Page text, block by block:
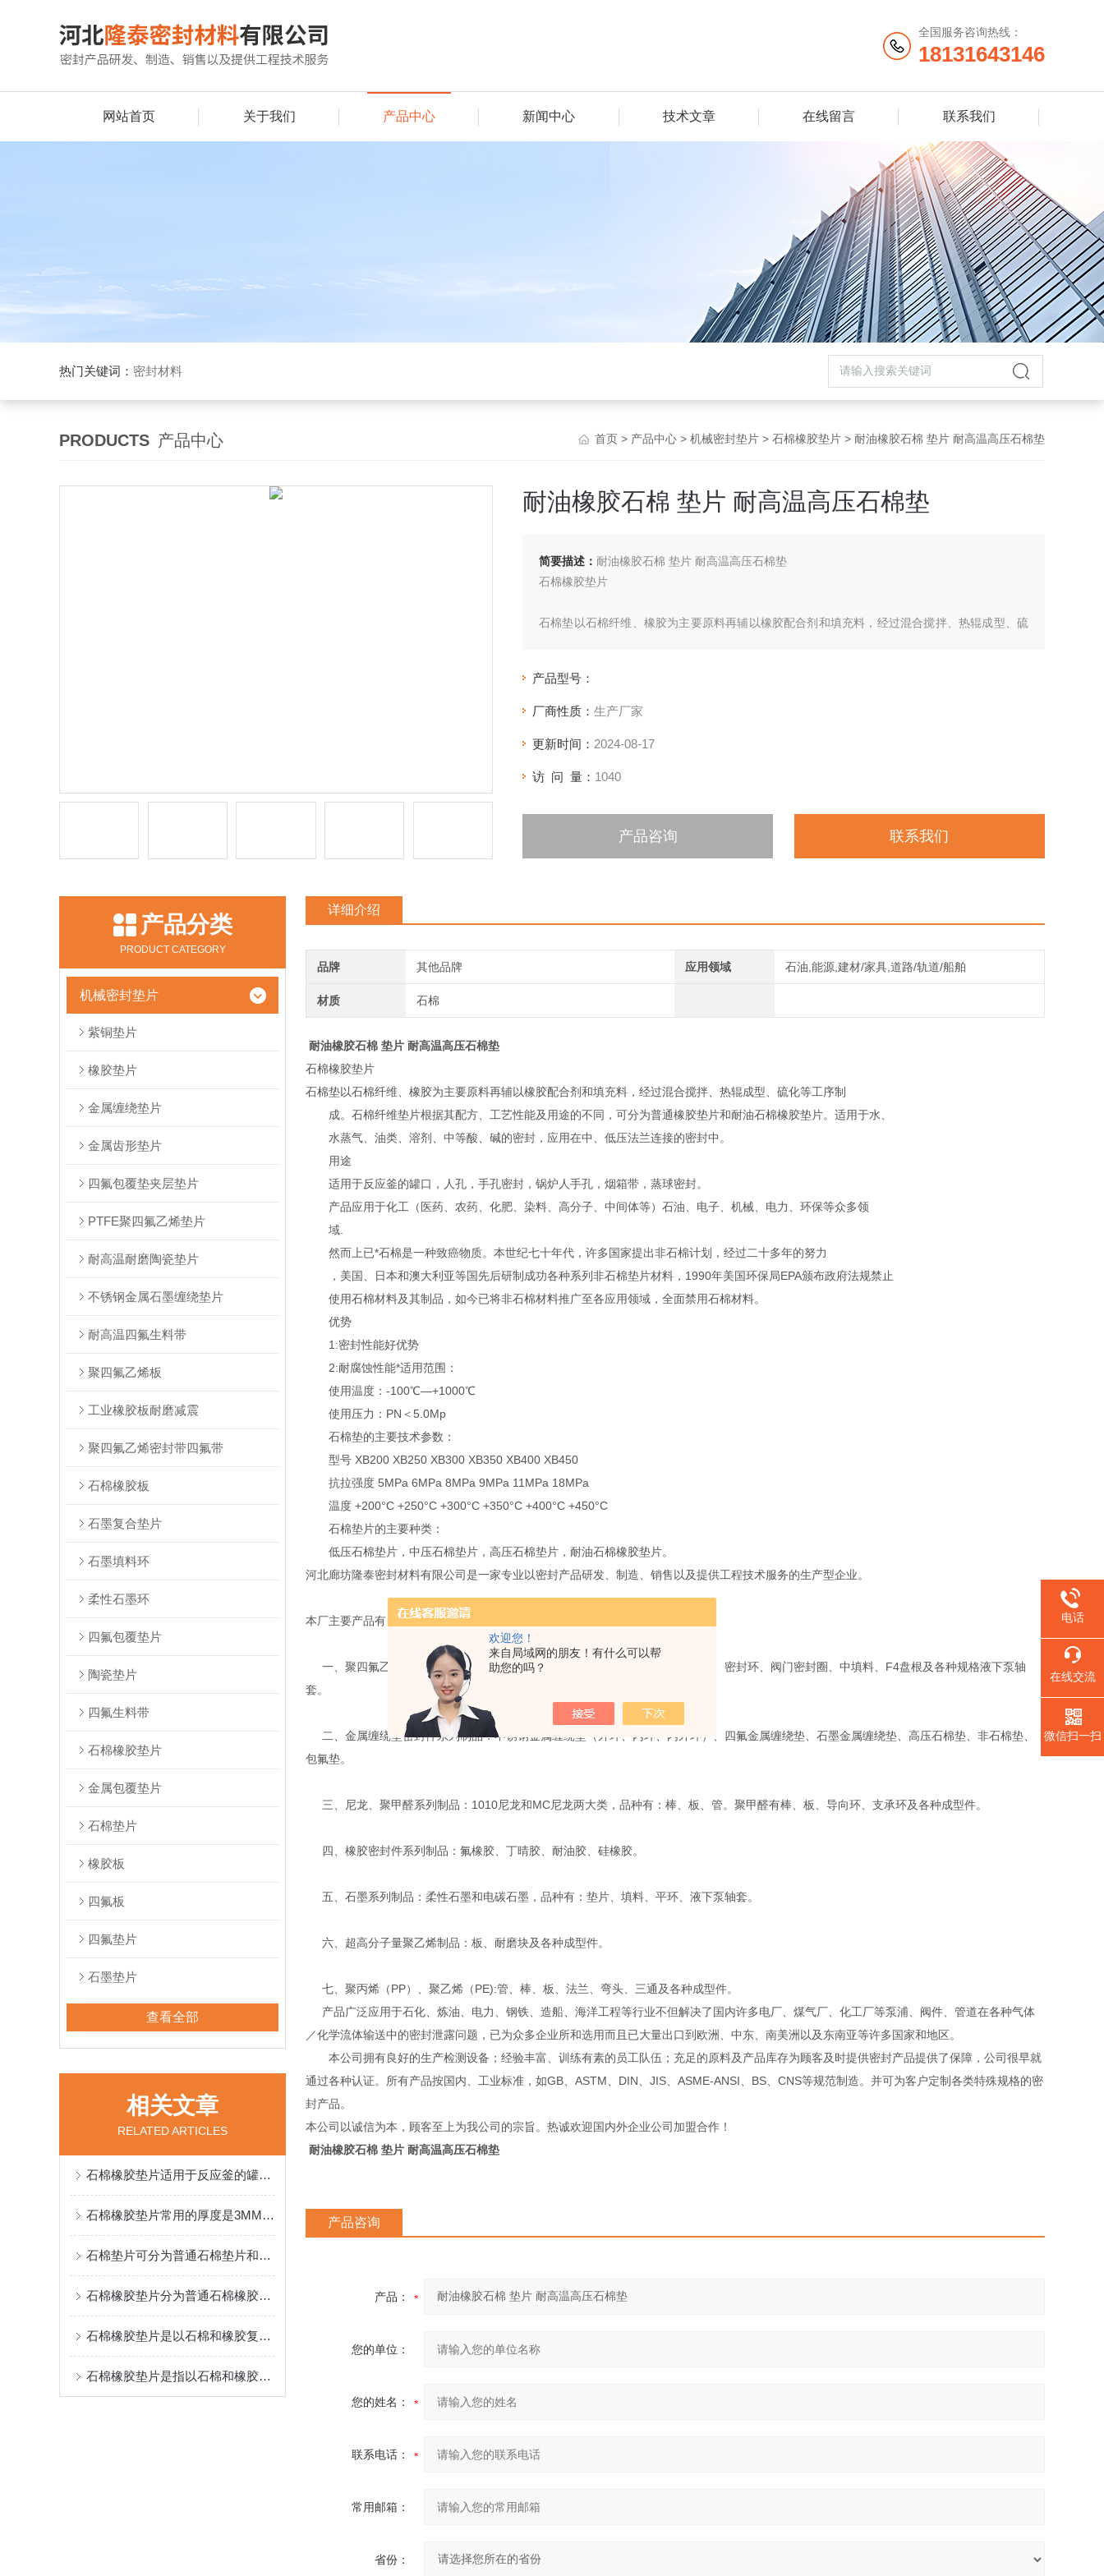
欢迎您！
来自局域网的朋友！有什么可以帮
助您的吗？
全国服务咨询热线：
18131643146
网站首页 关于我们 产品中心 新闻中心 技术文章 在线留言 联系我们
热门关键词： 密封材料
PRODUCTS 产品中心 首页 > 产品中心 > 机械密封垫片 > 石棉橡胶垫片 > 耐油橡胶石棉 垫片 耐高温高压石棉垫
耐油橡胶石棉 垫片 耐高温高压石棉垫
简要描述： 耐油橡胶石棉 垫片 耐高温高压石棉垫
石棉橡胶垫片
石棉垫以石棉纤维、橡胶为主要原料再辅以橡胶配合剂和填充料，经过混合搅拌、热辊成型、硫
产品型号：
厂商性质： 生产厂家
更新时间： 2024-08-17
访 问 量： 1040
产品咨询 联系我们
产品分类
PRODUCT CATEGORY
机械密封垫片
紫铜垫片
橡胶垫片
金属缠绕垫片
金属齿形垫片
四氟包覆垫夹层垫片
PTFE聚四氟乙烯垫片
耐高温耐磨陶瓷垫片
不锈钢金属石墨缠绕垫片
耐高温四氟生料带
聚四氟乙烯板
工业橡胶板耐磨减震
聚四氟乙烯密封带四氟带
石棉橡胶板
石墨复合垫片
石墨填料环
柔性石墨环
四氟包覆垫片
陶瓷垫片
四氟生料带
石棉橡胶垫片
金属包覆垫片
石棉垫片
橡胶板
四氟板
四氟垫片
石墨垫片
查看全部
相关文章
RELATED ARTICLES
石棉橡胶垫片适用于反应釜的罐口，人孔，手孔密封
石棉橡胶垫片常用的厚度是3MM－5MM
石棉垫片可分为普通石棉垫片和耐油石棉橡胶垫片
石棉橡胶垫片分为普通石棉橡胶垫片和耐油石棉橡胶垫片
石棉橡胶垫片是以石棉和橡胶复合而成的垫片
石棉橡胶垫片是指以石棉和橡胶复合而成的垫片产品
详细介绍
品牌 其他品牌 应用领域 石油,能源,建材/家具,道路/轨道/船舶
材质 石棉
耐油橡胶石棉 垫片 耐高温高压石棉垫
石棉橡胶垫片
石棉垫以石棉纤维、橡胶为主要原料再辅以橡胶配合剂和填充料，经过混合搅拌、热辊成型、硫化等工序制
成。石棉纤维垫片根据其配方、工艺性能及用途的不同，可分为普通橡胶垫片和耐油石棉橡胶垫片。适用于水、
水蒸气、油类、溶剂、中等酸、碱的密封，应用在中、低压法兰连接的密封中。
用途
适用于反应釜的罐口，人孔，手孔密封，锅炉人手孔，烟箱带，蒸球密封。
产品应用于化工（医药、农药、化肥、染料、高分子、中间体等）石油、电子、机械、电力、环保等众多领
域.
然而上已*石棉是一种致癌物质。本世纪七十年代，许多国家提出非石棉计划，经过二十多年的努力
，美国、日本和澳大利亚等国先后研制成功各种系列非石棉垫片材料，1990年美国环保局EPA颁布政府法规禁止
使用石棉材料及其制品，如今已将非石棉材料推广至各应用领域，全面禁用石棉材料。
优势
1:密封性能好优势
2:耐腐蚀性能*适用范围：
使用温度：-100℃—+1000℃
使用压力：PN＜5.0Mp
石棉垫的主要技术参数：
型号 XB200 XB250 XB300 XB350 XB400 XB450
抗拉强度 5MPa 6MPa 8MPa 9MPa 11MPa 18MPa
温度 +200°C +250°C +300°C +350°C +400°C +450°C
石棉垫片的主要种类：
低压石棉垫片，中压石棉垫片，高压石棉垫片，耐油石棉橡胶垫片。
河北廊坊隆泰密封材料有限公司是一家专业以密封产品研发、制造、销售以及提供工程技术服务的生产型企业。
本厂主要产品有：
一、聚四氟乙烯密封件系列制品：管、棒、板、车削板、薄膜、生料带、垫圈、密封环、阀门密封圈、中填料、F4盘根及各种规格液下泵轴
套。
二、金属缠绕垫密封件系列制品：不锈钢金属缠绕垫（外环、内环、内外环）、四氟金属缠绕垫、石墨金属缠绕垫、高压石棉垫、非石棉垫、
包氟垫。
三、尼龙、聚甲醛系列制品：1010尼龙和MC尼龙两大类，品种有：棒、板、管。聚甲醛有棒、板、导向环、支承环及各种成型件。
四、橡胶密封件系列制品：氟橡胶、丁晴胶、耐油胶、硅橡胶。
五、石墨系列制品：柔性石墨和电碳石墨，品种有：垫片、填料、平环、液下泵轴套。
六、超高分子量聚乙烯制品：板、耐磨块及各种成型件。
七、聚丙烯（PP）、聚乙烯（PE):管、棒、板、法兰、弯头、三通及各种成型件。
产品广泛应用于石化、炼油、电力、钢铁、造船、海洋工程等行业不但解决了国内许多电厂、煤气厂、化工厂等泵浦、阀件、管道在各种气体
／化学流体输送中的密封泄露问题，已为众多企业所和选用而且已大量出口到欧洲、中东、南美洲以及东南亚等许多国家和地区。
本公司拥有良好的生产检测设备；经验丰富、训练有素的员工队伍；充足的原料及产品库存为顾客及时提供密封产品提供了保障，公司很早就
通过各种认证。所有产品按国内、工业标准，如GB、ASTM、DIN、JIS、ASME-ANSI、BS、CNS等规范制造。并可为客户定制各类特殊规格的密
封产品。
本公司以诚信为本，顾客至上为我公司的宗旨。热诚欢迎国内外企业公司加盟合作！
耐油橡胶石棉 垫片 耐高温高压石棉垫
产品咨询
产品：
您的单位：
您的姓名：
联系电话：
常用邮箱：
省份：
电话
在线交流
微信扫一扫